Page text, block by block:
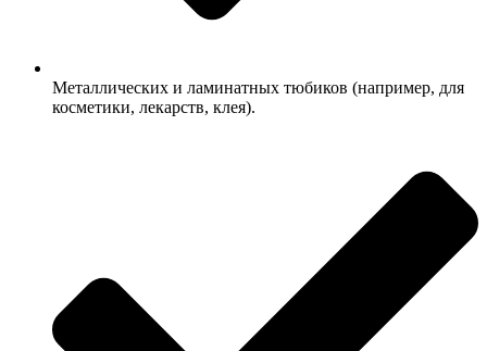
Металлических и ламинатных тюбиков (например, для
косметики, лекарств, клея).